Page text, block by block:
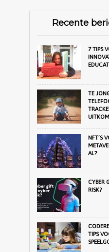
Recente
7 TIPS
TE
NFT’S
AL?
CYBER
RISK?
TIPS